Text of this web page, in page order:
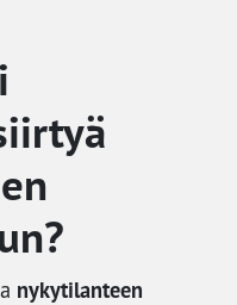
nykytilanteen